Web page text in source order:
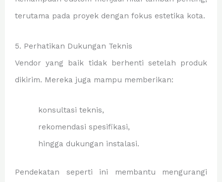
terutama pada proyek dengan fokus estetika kota.
5. Perhatikan Dukungan Teknis
Vendor yang baik tidak berhenti setelah produk
dikirim. Mereka juga mampu memberikan:
konsultasi teknis,
rekomendasi spesifikasi,
hingga dukungan instalasi.
Pendekatan seperti ini membantu mengurangi